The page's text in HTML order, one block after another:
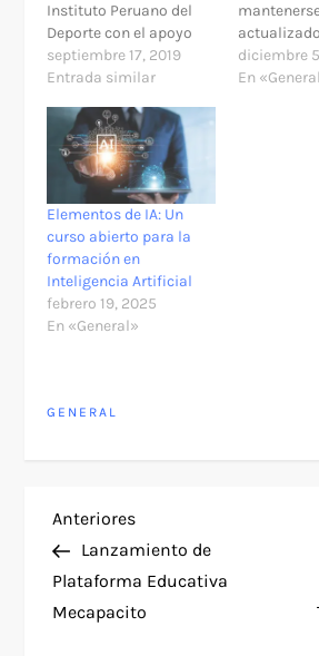
Instituto Peruano del
Deporte con el apoyo
del CRD Ucayali »
¿Tiene costo?: Gratuito
» Lugar: Estadio Aliardo
Soria Pérez. Jr.
Fitzcarrald S/N -
Pucallpa - Ucayali »
Fecha y hora del evento:
Jueves 19, Viernes 20 y
Sábado…
septiembre 17, 2019
Entrada similar
para
nivel
diciembre
En
Elementos de IA: Un
curso abierto para la
formación en
Inteligencia Artificial
febrero 19, 2025
En «General»
GENERAL
N
a
v
Entrada
anterior
Anteriores
Lanzamiento de
Plataforma Educativa
Mecapacito